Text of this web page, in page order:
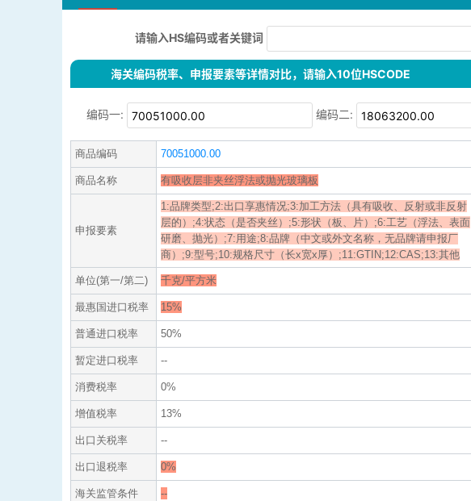
请输入HS编码或者关键词
海关编码税率、申报要素等详情对比，请输入10位HSCODE
编码一: 编码二:
商品编码 70051000.00
商品名称 有吸收层非夹丝浮法或抛光玻璃板
申报要素
1:品牌类型;2:出口享惠情况;3:加工方法（具有吸收、反射或非反射
层的）;4:状态（是否夹丝）;5:形状（板、片）;6:工艺（浮法、表面
研磨、抛光）;7:用途;8:品牌（中文或外文名称，无品牌请申报厂
商）;9:型号;10:规格尺寸（长x宽x厚）;11:GTIN;12:CAS;13:其他
单位(第一/第二) 千克/平方米
最惠国进口税率 15%
普通进口税率 50%
暂定进口税率 --
消费税率 0%
增值税率 13%
出口关税率 --
出口退税率 0%
海关监管条件 --